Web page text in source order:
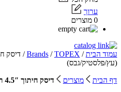
ערוך
0 מוצרים
עמוד הבית/
Brands /TOPEX
(עץ/פלסטיק/גבס)
דף הבית מוצרים
דיסק חיתוך 4.5″ רב שימושי (עץ/פלסטיק/גבס)